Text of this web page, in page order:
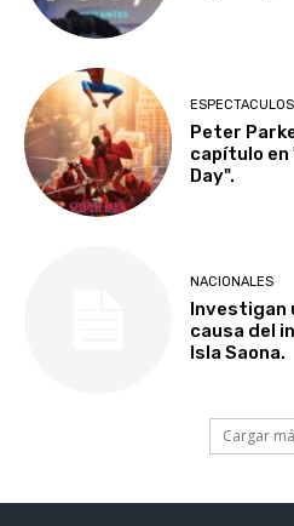
ESPECTACULOS
Peter
capítulo en
Day".
NACIONALES
Investigan
causa del
Isla Saona.
Cargar